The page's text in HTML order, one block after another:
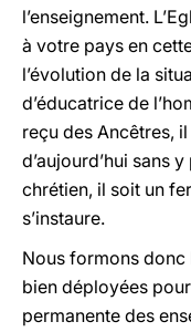
l’enseignement.
à votre pays en
l’évolution de la
d’éducatrice de
reçu des Ancêtres,
d’aujourd’hui sans
chrétien, il soit un
s’instaure.
Nous formons donc
bien déployées
permanente des